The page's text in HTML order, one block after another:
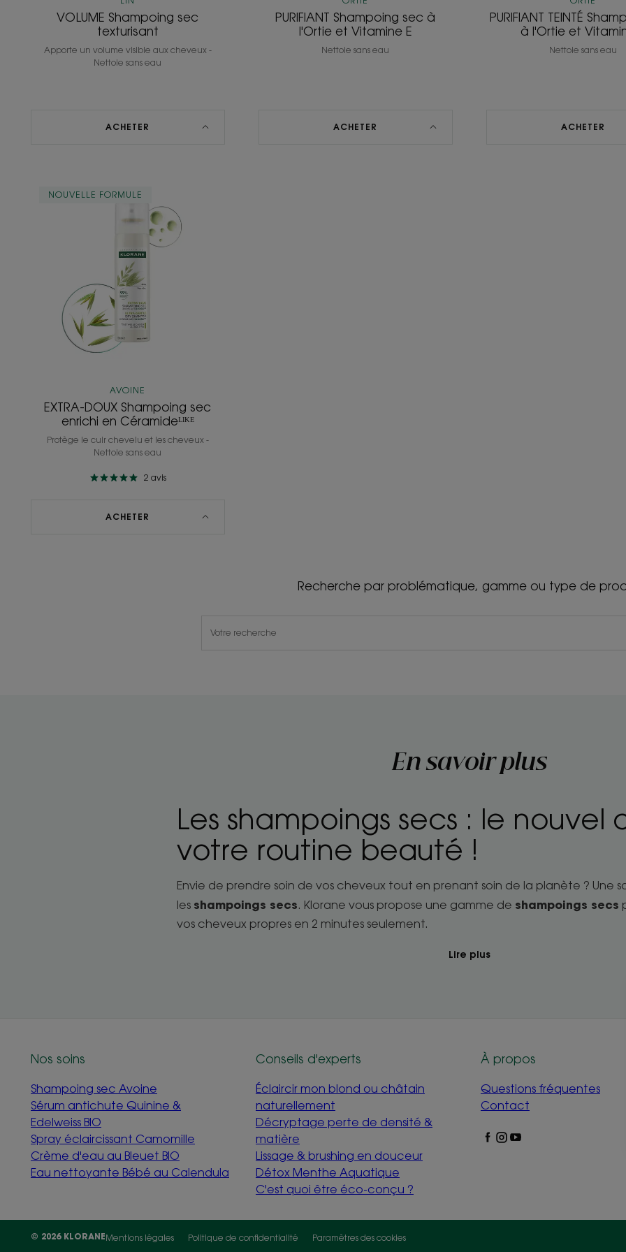
VOLUME Shampoing sec
texturisant
Apporte un volume visible aux cheveux -
Nettoie sans eau
ACHETER
PURIFIANT Shampoing sec à
l'Ortie et Vitamine E
Nettoie sans eau
ACHETER
PURIFIANT TEINTÉ
à l'Ortie et
Nettoie sans eau
ACHETER
Shampoing
enrichi
en
Céramideᴸᴵᴷᴱ
NOUVELLE FORMULE
AVOINE
EXTRA-DOUX Shampoing sec
enrichi en Céramideᴸᴵᴷᴱ
Protège le cuir chevelu et les cheveux -
Nettoie sans eau
2 avis
ACHETER
Recherche par problématique, gamme ou type de
En savoir plus
Les shampoings secs : le nouvel
votre routine beauté !
Envie de prendre soin de vos cheveux tout en prenant soin de la planète ? Une
les shampoings secs. Klorane vous propose une gamme de shampoings secs
vos cheveux propres en 2 minutes seulement.
Lire plus
Nos soins
Shampoing sec Avoine
Sérum antichute Quinine &
Edelweiss BIO
Spray éclaircissant Camomille
Crème d'eau au Bleuet BIO
Eau nettoyante Bébé au Calendula
Conseils d'experts
Éclaircir mon blond ou châtain
naturellement
Décryptage perte de densité &
matière
Lissage & brushing en douceur
Détox Menthe Aquatique
C'est quoi être éco-conçu ?
À propos
Questions fréquentes
Contact
Mentions légales Politique de confidentialité Paramètres des cookies
© 2026 KLORANE